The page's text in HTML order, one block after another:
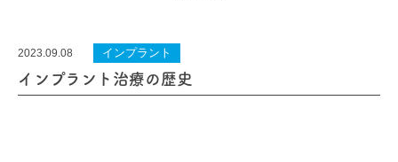
2023.09.08 インプラント
インプラント治療の歴史